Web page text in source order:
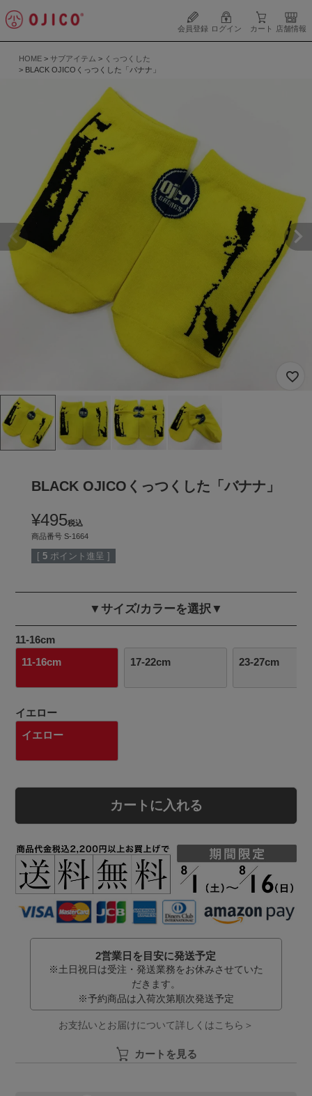
会員登録 ログイン カート 店舗情報
HOME サブアイテム
くっつくした
BLACK OJICOくっつくした「バナナ」
BLACK OJICOくっつくした「バナナ」
¥495税込
商品番号 S-1664
[ 5 ポイント進呈 ]
▼サイズ/カラーを選択▼
11-16cm
11-16cm
17-22cm 23-27cm
イエロー
イエロー
カートに入れる
2営業日を目安に発送予定
※土日祝日は受注・発送業務をお休みさせていた
だきます。
※予約商品は入荷次第順次発送予定
お支払いとお届けについて詳しくはこちら＞
カートを見る